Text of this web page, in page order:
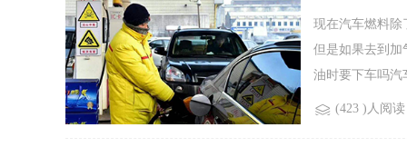
现在汽车燃料除
但是如果去到加
油时要下车吗汽
(423 )人阅读